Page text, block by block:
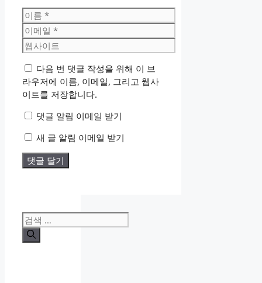
이
름
이
메
일
웹
사
이
트
다음 번 댓글 작성을 위해 이 브
라우저에 이름, 이메일, 그리고 웹사
이트를 저장합니다.
댓글 알림 이메일 받기
새 글 알림 이메일 받기
검
색: